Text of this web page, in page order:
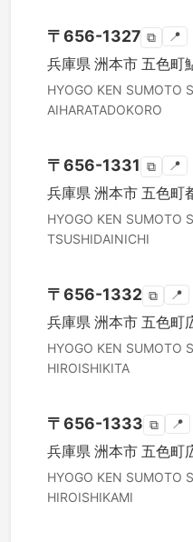
〒656-1327 ⧉ 📍
兵庫県 洲本市 五色町
HYOGO KEN SUMOTO
AIHARATADOKORO
〒656-1331 ⧉ 📍
兵庫県 洲本市 五色町
HYOGO KEN SUMOTO
TSUSHIDAINICHI
〒656-1332 ⧉ 📍
兵庫県 洲本市 五色町
HYOGO KEN SUMOTO
HIROISHIKITA
〒656-1333 ⧉ 📍
兵庫県 洲本市 五色町
HYOGO KEN SUMOTO
HIROISHIKAMI